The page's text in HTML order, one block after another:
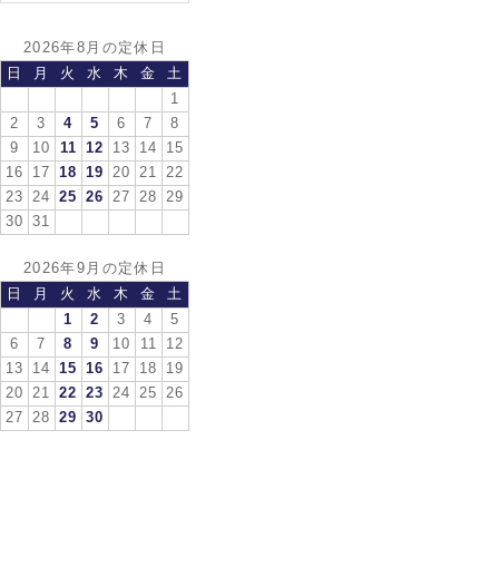
2026年8月の定休日
日
月 火 水 木 金
土
1
2
3 4 5 6 7
8
9
10 11 12 13 14
15
16
17 18 19 20 21
22
23
24 25 26 27 28
29
30
31
2026年9月の定休日
日
月 火 水 木 金
土
1
2 3 4
5
6
7 8 9 10 11
12
13
14 15 16 17 18
19
20
21 22 23 24 25
26
27
28 29 30